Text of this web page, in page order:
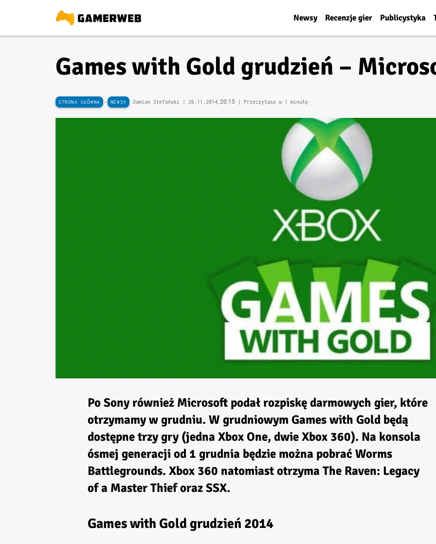
Newsy Recenzje gier Publicystyka
Games with Gold grudzień –
STRONA GŁÓWNA - NEWSY Damian Stefański | 26.11.2014, 20:15 | Przeczytasz w 1 minutę
Po Sony również Microsoft podał rozpiskę darmowych gier, które
otrzymamy w grudniu. W grudniowym Games with Goldbędą
dostępne trzy gry (jedna Xbox One, dwie Xbox 360). Na konsola
ósmej generacji od 1 grudnia będzie można pobrać Worms
Battlegrounds. Xbox 360 natomiast otrzyma The Raven: Legacy
of a Master Thief oraz SSX.
Games with Gold grudzień 2014